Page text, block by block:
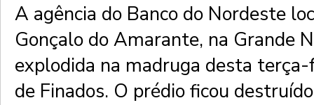
A agência do Banco do Nordeste
Gonçalo do Amarante, na Grande
explodida na madruga desta
de Finados. O prédio ficou